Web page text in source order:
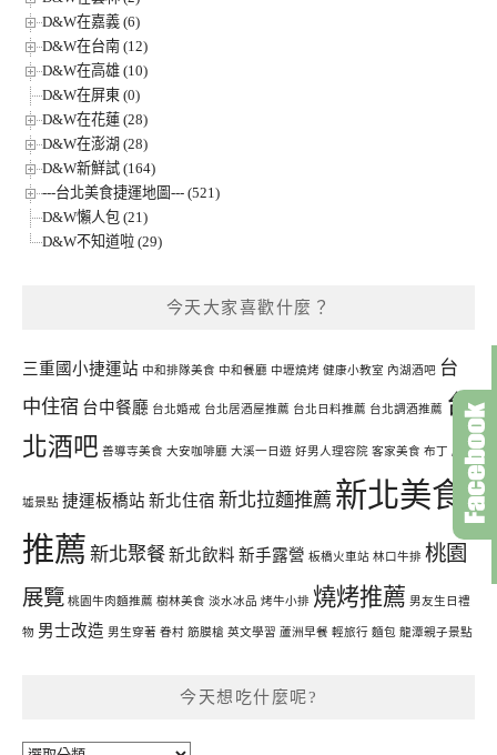
D&W在嘉義 (6)
D&W在台南 (12)
D&W在高雄 (10)
D&W在屏東 (0)
D&W在花蓮 (28)
D&W在澎湖 (28)
D&W新鮮試 (164)
---台北美食捷運地圖--- (521)
D&W懶人包 (21)
D&W不知道啦 (29)
今天大家喜歡什麼？
三重國小捷運站 中和排隊美食 中和餐廳 中壢燒烤 健康小教室 內湖酒吧 台
中住宿 台中餐廳 台北婚戒 台北居酒屋推薦 台北日料推薦 台北調酒推薦 台
北酒吧 善導寺美食 大安咖啡廳 大溪一日遊 好男人理容院 客家美食 布丁 廢
墟景點 捷運板橋站 新北住宿 新北拉麵推薦 新北美食
推薦 新北聚餐新北飲料 新手露營 板橋火車站 林口牛排 桃園
展覽 桃園牛肉麵推薦 樹林美食 淡水冰品 烤牛小排 燒烤推薦 男友生日禮
物 男士改造 男生穿著 眷村 筋膜槍 英文學習 蘆洲早餐 輕旅行 麵包 龍潭親子景點
今天想吃什麼呢?